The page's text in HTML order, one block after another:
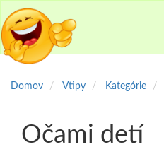
Domov Vtipy Kategórie
Očami detí